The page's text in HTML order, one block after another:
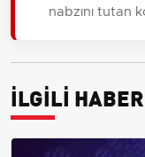
nabzını tutan
İLGİLİ